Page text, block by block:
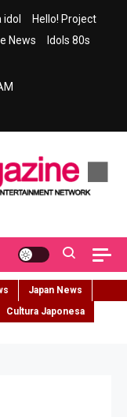
Hello! Project
News
Idols 80s
Japan News
Cultura Japonesa